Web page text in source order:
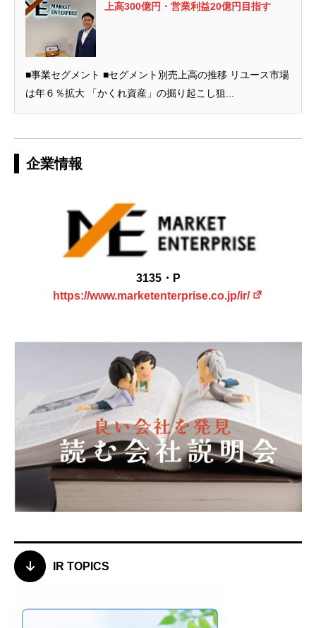
上高300億円・営業利益20億円目指す
■事業セグメント ■セグメント別売上高の推移 リユース市場
は年６％拡大 「かくれ資産」の掘り起こし狙...
企業情報
3135・P
https://www.marketenterprise.co.jp/ir/
IR TOPICS